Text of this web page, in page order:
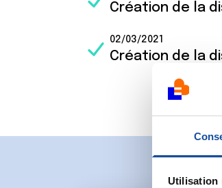
Utilisation
Création de la
02/03/2021
Création de la